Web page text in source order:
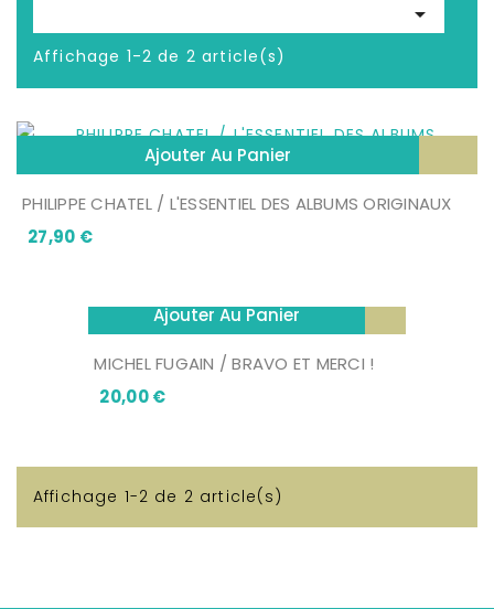

Affichage 1-2 de 2 article(s)
Ajouter Au Panier
PHILIPPE CHATEL / L'ESSENTIEL DES ALBUMS ORIGINAUX
27,90 €Prix
Ajouter Au Panier
MICHEL FUGAIN / BRAVO ET MERCI !
20,00 €Prix
Affichage 1-2 de 2 article(s)